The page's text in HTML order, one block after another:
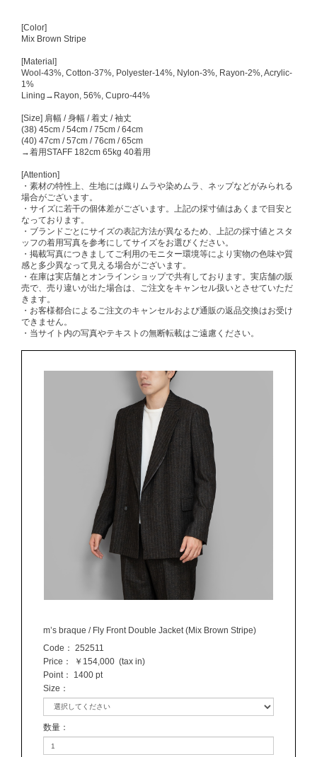
[Color]
Mix Brown Stripe
[Material]
Wool-43%, Cotton-37%, Polyester-14%, Nylon-3%, Rayon-2%, Acrylic-
1%
Lining→Rayon, 56%, Cupro-44%
[Size] 肩幅 / 身幅 / 着丈 / 袖丈
(38) 45cm / 54cm / 75cm / 64cm
(40) 47cm / 57cm / 76cm / 65cm
→着用STAFF 182cm 65kg 40着用
[Attention]
・素材の特性上、生地には織りムラや染めムラ、ネップなどがみられる
場合がございます。
・サイズに若干の個体差がございます。上記の採寸値はあくまで目安と
なっております。
・ブランドごとにサイズの表記方法が異なるため、上記の採寸値とスタ
ッフの着用写真を参考にしてサイズをお選びください。
・掲載写真につきましてご利用のモニター環境等により実物の色味や質
感と多少異なって見える場合がございます。
・在庫は実店舗とオンラインショップで共有しております。実店舗の販
売で、売り違いが出た場合は、ご注文をキャンセル扱いとさせていただ
きます。
・お客様都合によるご注文のキャンセルおよび通販の返品交換はお受け
できません。
・当サイト内の写真やテキストの無断転載はご遠慮ください。
m’s braque / Fly Front Double Jacket (Mix Brown Stripe)
Code： 252511
Price：
￥154,000 (tax in)
Point： 1400 pt
Size ：
数量 ：